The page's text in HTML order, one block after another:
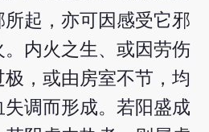
起，亦可因感受它邪
内火之生、或因劳伤
，或由房室不节，均
调而形成。若阳盛成